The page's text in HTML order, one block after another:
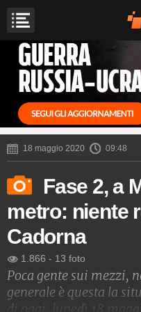
18 maggio 2020 09:48
Fase 2, a
metro: niente
Cadorna
1.866 - 13 foto
Poca gente sui mezzi,
generale è questa la
di oggi, lunedì 18